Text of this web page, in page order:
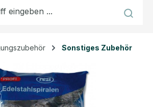
Sonstiges Zubehör